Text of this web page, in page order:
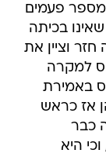
מספר פעמים
בכיתה
וציין את
למקרה
נתפס באמירת
אז כראש
כבר
היא